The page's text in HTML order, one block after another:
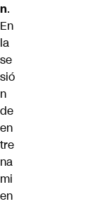
n.
En
la
se
sió
n
de
en
tre
na
mi
en